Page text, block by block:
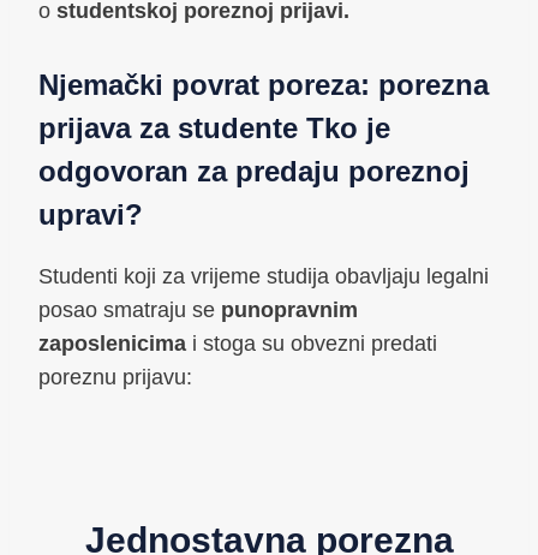
o studentskoj poreznoj prijavi.
Njemački povrat poreza: porezna
prijava za studente Tko je
odgovoran za predaju poreznoj
upravi?
Studenti koji za vrijeme studija obavljaju legalni
posao smatraju se punopravnim
zaposlenicima i stoga su obvezni predati
poreznu prijavu:
Jednostavna porezna